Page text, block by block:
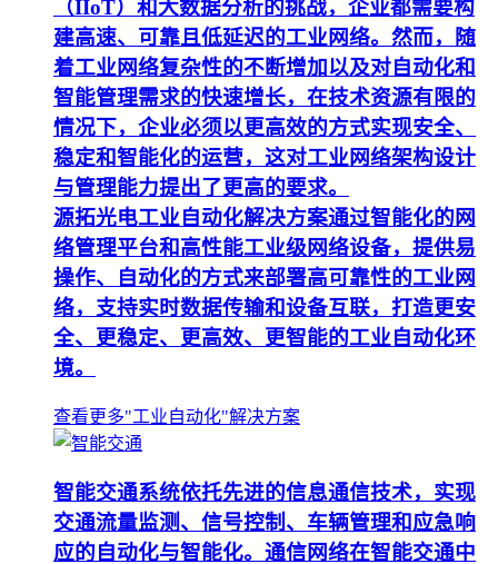
（IIoT）和大数据分析的挑战，企业都需要构
建高速、可靠且低延迟的工业网络。然而，随
着工业网络复杂性的不断增加以及对自动化和
智能管理需求的快速增长，在技术资源有限的
情况下，企业必须以更高效的方式实现安全、
稳定和智能化的运营，这对工业网络架构设计
与管理能力提出了更高的要求。
源拓光电工业自动化解决方案通过智能化的网
络管理平台和高性能工业级网络设备，提供易
操作、自动化的方式来部署高可靠性的工业网
络，支持实时数据传输和设备互联，打造更安
全、更稳定、更高效、更智能的工业自动化环
境。
查看更多"工业自动化"解决方案
智能交通系统依托先进的信息通信技术，实现
交通流量监测、信号控制、车辆管理和应急响
应的自动化与智能化。通信网络在智能交通中